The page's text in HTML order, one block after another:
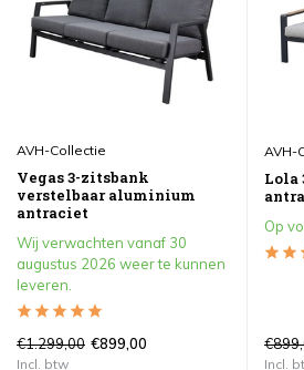
AVH-Collectie
Vegas 3-zitsbank
verstelbaar aluminium
antraciet
Wij verwachten vanaf 30
augustus 2026 weer te kunnen
leveren.
€1.299,00 €899,00
Incl. btw
AVH-
Lola
Op
Incl.